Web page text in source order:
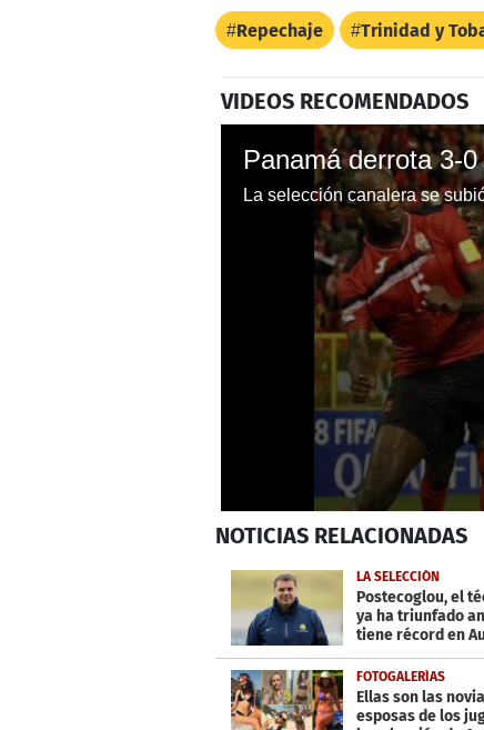
Repechaje Trinidad y
VIDEOS RECOMENDADOS
seconds
33
secondsVolume
0%
NOTICIAS RELACIONADAS
LA SELECCIÓN
Postecoglou, el
ya ha triunfado
tiene récord en
FOTOGALERÍAS
Ellas son las
esposas de los